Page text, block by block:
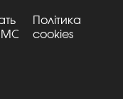
Політика
cookies